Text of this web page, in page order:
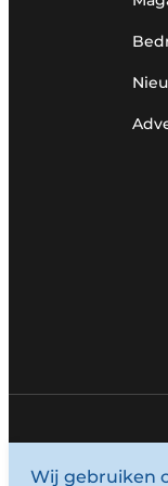
©
Wij gebruiken